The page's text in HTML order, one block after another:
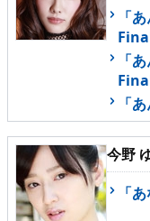
「
「
「
今野
「